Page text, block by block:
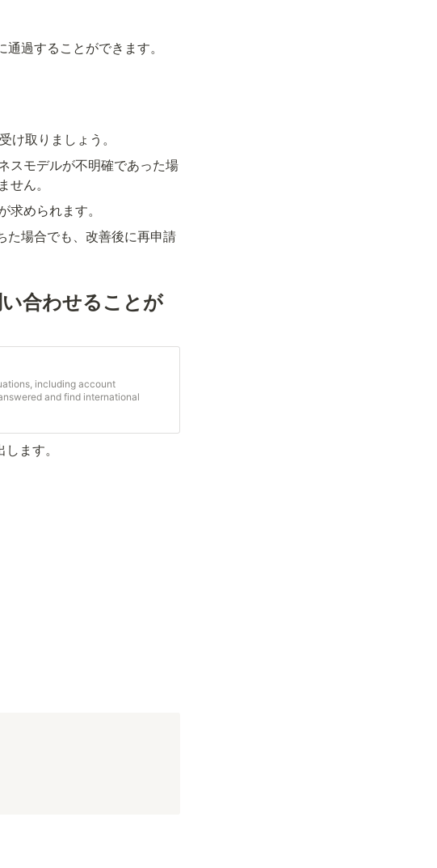
過することができます。
取りましょう。
スモデルが不明確であった場
ん。
められます。
た場合でも、改善後に再申請
合わせることが
including account
and find international
ます。